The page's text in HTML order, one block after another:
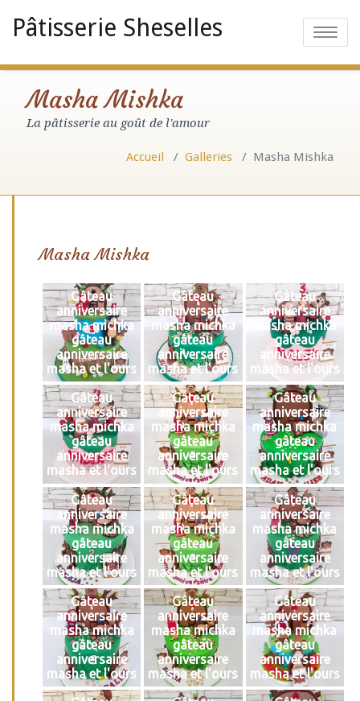
Pâtisserie Sheselles Toggle
Masha Mishka
La pâtisserie au goût de l'amour
Accueil / Galleries / Masha Mishka
Masha Mishka
Gâteau
anniversaire
masha michka
gâteau
anniversaire
masha et l'ours
Gâteau
anniversaire
masha michka
gâteau
anniversaire
masha et l'ours
Gâteau
anniversaire
masha michka
gâteau
anniversaire
masha et l'ours
Gâteau
anniversaire
masha michka
gâteau
anniversaire
masha et l'ours
Gâteau
anniversaire
masha michka
gâteau
anniversaire
masha et l'ours
Gâteau
anniversaire
masha michka
gâteau
anniversaire
masha et l'ours
Gâteau
anniversaire
masha michka
gâteau
anniversaire
masha et l'ours
Gâteau
anniversaire
masha michka
gâteau
anniversaire
masha et l'ours
Gâteau
anniversaire
masha michka
gâteau
anniversaire
masha et l'ours
Gâteau
anniversaire
masha michka
gâteau
anniversaire
masha et l'ours
Gâteau
anniversaire
masha michka
gâteau
anniversaire
masha et l'ours
Gâteau
anniversaire
masha michka
gâteau
anniversaire
masha et l'ours